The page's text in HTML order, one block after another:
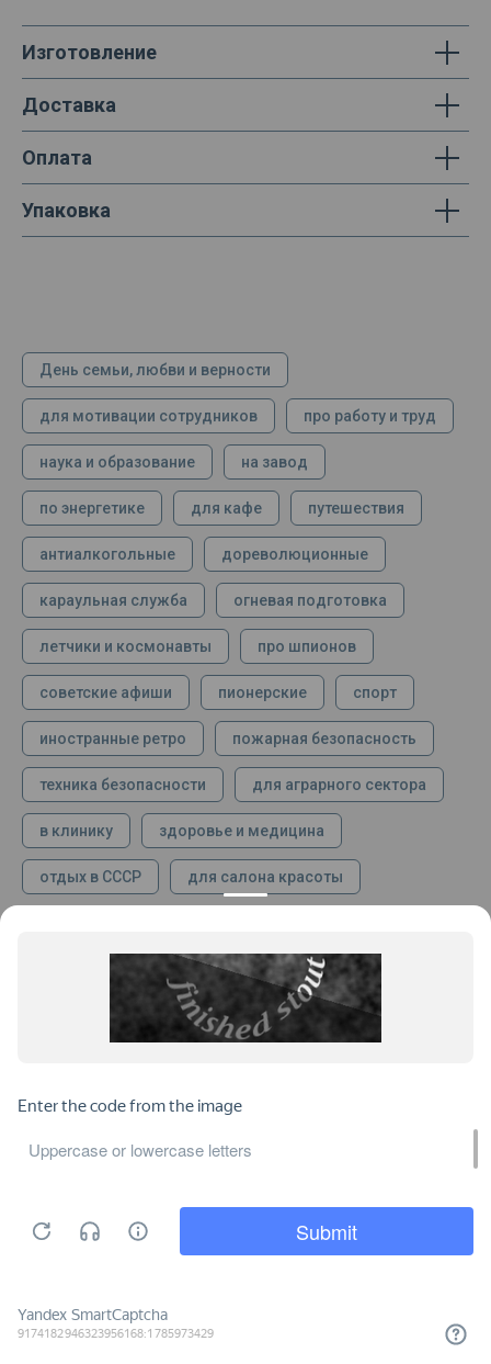
Этот сайт использует файлы cookies
для улучшения качества
пользоваться сайтом, Вы принимаете
все условияПользовательского
ДОБАВИТЬ В КОРЗИНУ
Изготовление
Доставка
Оплата
Упаковка
День семьи, любви и верности
для мотивации сотрудников про работу и труд
наука и образование на завод
по энергетике для кафе путешествия
антиалкогольные дореволюционные
караульная служба огневая подготовка
летчики и космонавты про шпионов
советские афиши пионерские спорт
иностранные ретро пожарная безопасность
техника безопасности для аграрного сектора
в клинику здоровье и медицина
отдых в СССР для салона красоты
милицейские социальные рекламные
музыкальные книги
военные 1 сентября
армейские учебные Советская Армия
КОНТАКТЫ